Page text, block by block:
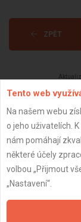
ZPĚT
Tento web
Na našem webu
o jeho uživatelích.
nám pomáhají
některé účely
volbou „Přijmout
„Nastavení“.